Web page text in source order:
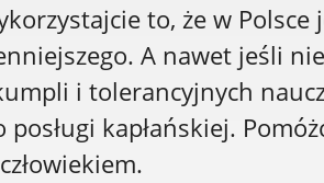
to, że w Polsce
A nawet jeśli
i tolerancyjnych
kapłańskiej.